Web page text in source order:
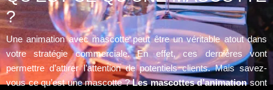
?
Une animation avec mascotte peut être un véritable atout dans
votre stratégie commerciale. En effet, ces dernières vont
permettre d’attirer l’attention de potentiels clients. Mais savez-
vous ce qu’est une mascotte ?Les mascottes d’animationsont